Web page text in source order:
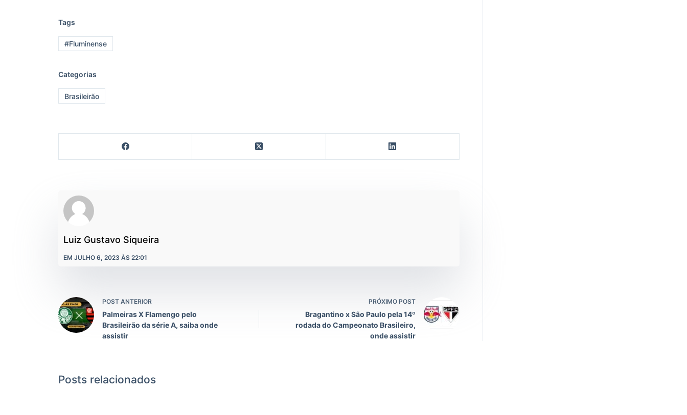
Tags
#Fluminense
Categorias
Brasileirão
Luiz Gustavo Siqueira
EM JULHO 6, 2023 ÀS 22:01
POST ANTERIOR
Palmeiras X Flamengo pelo
Brasileirão da série A, saiba onde
assistir
PRÓXIMO POST
Bragantino x São Paulo pela 14º
rodada do Campeonato Brasileiro,
onde assistir
Posts relacionados